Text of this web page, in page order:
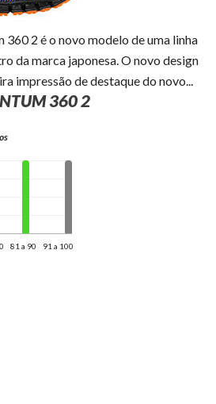
360 2 é o novo modelo de uma linha
da marca japonesa. O novo design
impressão de destaque do novo...
360 2
81 a 90 91 a 100